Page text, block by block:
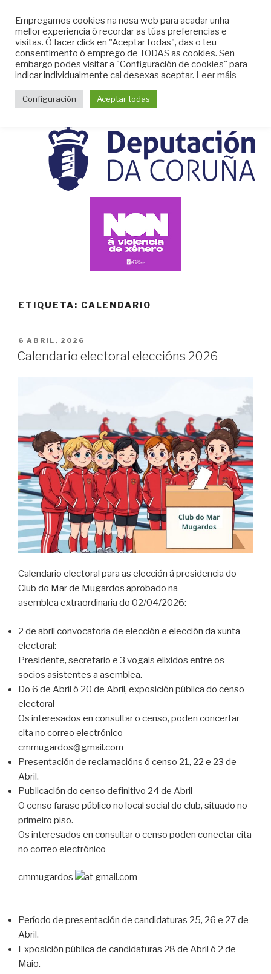
content
CLUB DO MAR DE
MUGARDOS
Web do Club do Mar de Mugardos
ETIQUETA: CALENDARIO
POSTED
ON
6 ABRIL, 2026
Calendario electoral eleccións 2026
Calendario electoral para as elección á presidencia do
Club do Mar de Mugardos aprobado na
asemblea extraordinaria do 02/04/2026:
2 de abril convocatoria de elección e elección da xunta
electoral:
Presidente, secretario e 3 vogais elixidos entre os
socios asistentes a asemblea.
Do 6 de Abril ó 20 de Abril, exposición pública do censo
electoral
Os interesados en consultar o censo, poden concertar
cita no correo electrónico
cmmugardos@gmail.com
Presentación de reclamacións ó censo 21, 22 e 23 de
Abril.
Publicación do censo definitivo 24 de Abril
O censo farase público no local social do club, situado no
primeiro piso.
Os interesados en consultar o censo poden conectar cita
no correo electrónico
cmmugardos gmail.com
Período de presentación de candidaturas 25, 26 e 27 de
Abril.
Exposición pública de candidaturas 28 de Abril ó 2 de
Maio.
Empregamos cookies na nosa web para acadar unha
mellor experiencia ó recordar as túas preferencias e
visitas. Ó facer click en "Aceptar todas", das o teu
consentimento ó emprego de TODAS as cookies. Sen
embargo podes visitar a "Configuración de cookies" para
indicar individualmente cal desexas aceptar. Leer máis
Configuración Aceptar todas